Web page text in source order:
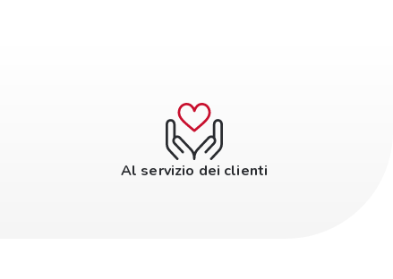
Al servizio dei clienti